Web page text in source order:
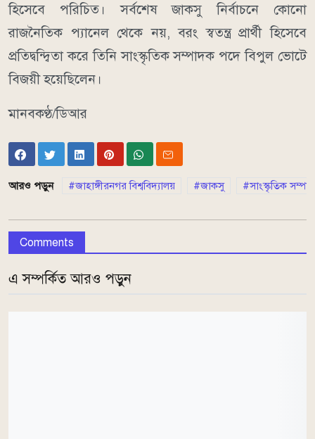
হিসেবে পরিচিত। সর্বশেষ জাকসু নির্বাচনে কোনো
রাজনৈতিক প্যানেল থেকে নয়, বরং স্বতন্ত্র প্রার্থী হিসেবে
প্রতিদ্বন্দ্বিতা করে তিনি সাংস্কৃতিক সম্পাদক পদে বিপুল ভোটে
বিজয়ী হয়েছিলেন।
মানবকণ্ঠ/ডিআর
আরও পড়ুন জাহাঙ্গীরনগর বিশ্ববিদ্যালয় জাকসু সাংস্কৃতিক
Comments
এ সম্পর্কিত আরও পড়ুন